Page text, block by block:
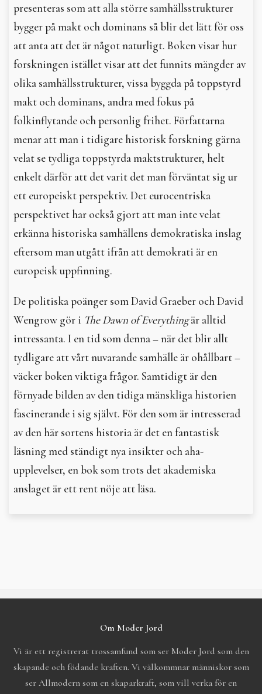
presenteras som att alla större samhällsstrukturer
bygger på makt och dominans så blir det lätt för oss
att anta att det är något naturligt. Boken visar hur
forskningen istället visar att det funnits mängder av
olika samhällsstrukturer, vissa byggda på toppstyrd
makt och dominans, andra med fokus på
folkinflytande och personlig frihet. Författarna
menar att man i tidigare historisk forskning gärna
velat se tydliga toppstyrda maktstrukturer, helt
enkelt därför att det varit det man förväntat sig ur
ett europeiskt perspektiv. Det eurocentriska
perspektivet har också gjort att man inte velat
erkänna historiska samhällens demokratiska inslag
eftersom man utgått ifrån att demokrati är en
europeisk uppfinning.
De politiska poänger som David Graeber och David
Wengrow gör i The Dawn of Everythingär alltid
intressanta. I en tid som denna – när det blir allt
tydligare att vårt nuvarande samhälle är ohållbart –
väcker boken viktiga frågor. Samtidigt är den
förnyade bilden av den tidiga mänskliga historien
fascinerande i sig självt. För den som är intresserad
av den här sortens historia är det en fantastisk
läsning med ständigt nya insikter och aha-
upplevelser, en bok som trots det akademiska
anslaget är ett rent nöje att läsa.
Om Moder Jord
Vi är ett registrerat trossamfund som ser Moder Jord som den
skapande och födande kraften. Vi välkommnar människor som
ser Allmodern som en skaparkraft, som vill verka för en